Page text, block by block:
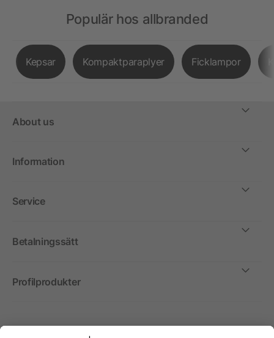
Populär hos allbranded
Kepsar Kompaktparaplyer Ficklampor
About us
Information
Service
Betalningssätt
Profilprodukter